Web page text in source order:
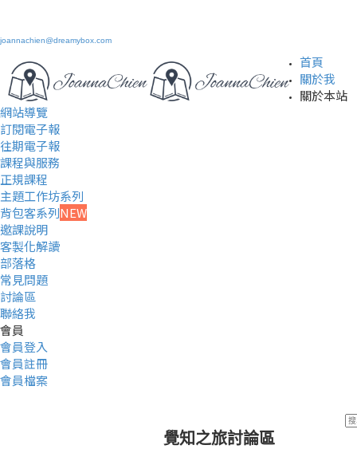
joannachien@dreamybox.com
首頁
關於我
關於本站
網站導覽
訂閱電子報
往期電子報
課程與服務
正規課程
主題工作坊系列
背包客系列NEW
邀課說明
客製化解讀
部落格
常見問題
討論區
聯絡我
會員
會員登入
會員註冊
會員檔案
覺知之旅討論區